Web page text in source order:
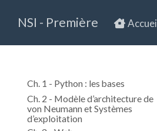
NSI - Première
Ch. 1 - Python : les bases
Ch. 2 - Modèle d’architecture de
von Neumann et Systèmes
d’exploitation